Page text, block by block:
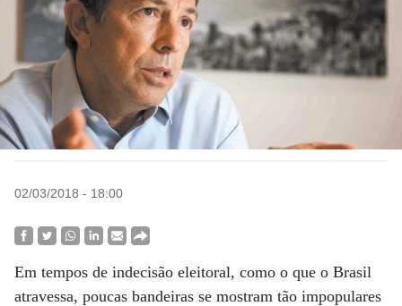
02/03/2018 - 18:00
Em tempos de indecisão eleitoral, como o que o Brasil
atravessa, poucas bandeiras se mostram tão impopulares